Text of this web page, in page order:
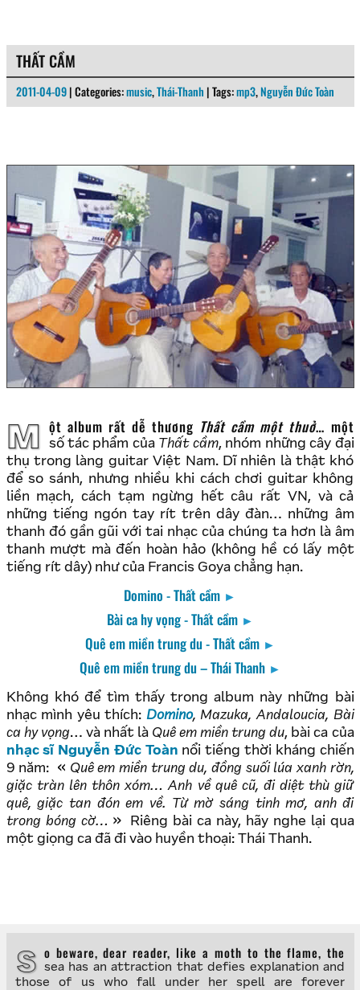
THẤT CẦM
2011-04-09 | Categories:music,Thái-Thanh | Tags:mp3,Nguyễn Đức Toàn
Một album rất dễ thương Thất cầm một thuở… một
số tác phẩm của Thất cầm, nhóm những cây đại
thụ trong làng guitar Việt Nam. Dĩ nhiên là thật khó
để so sánh, nhưng nhiều khi cách chơi guitar không
liền mạch, cách tạm ngừng hết câu rất VN, và cả
những tiếng ngón tay rít trên dây đàn… những âm
thanh đó gần gũi với tai nhạc của chúng ta hơn là âm
thanh mượt mà đến hoàn hảo (không hề có lấy một
tiếng rít dây) như của Francis Goya chẳng hạn.
Domino - Thất cầm ►
Bài ca hy vọng - Thất cầm ►
Quê em miền trung du - Thất cầm ►
Quê em miền trung du – Thái Thanh ►
Không khó để tìm thấy trong album này những bài
nhạc mình yêu thích: Domino, Mazuka, Andaloucia, Bài
ca hy vọng… và nhất là Quê em miền trung du, bài ca của
nhạc sĩ Nguyễn Đức Toàn nổi tiếng thời kháng chiến
9 năm:
Quê em miền trung du, đồng suối lúa xanh rờn,
giặc tràn lên thôn xóm… Anh về quê cũ, đi diệt thù giữ
quê, giặc tan đón em về. Từ mờ sáng tinh mơ, anh đi
trong bóng cờ…
Riêng bài ca này, hãy nghe lại qua
một giọng ca đã đi vào huyền thoại: Thái Thanh.
So beware, dear reader, like a moth to the flame, the
sea has an attraction that defies explanation and
those of us who fall under her spell are forever